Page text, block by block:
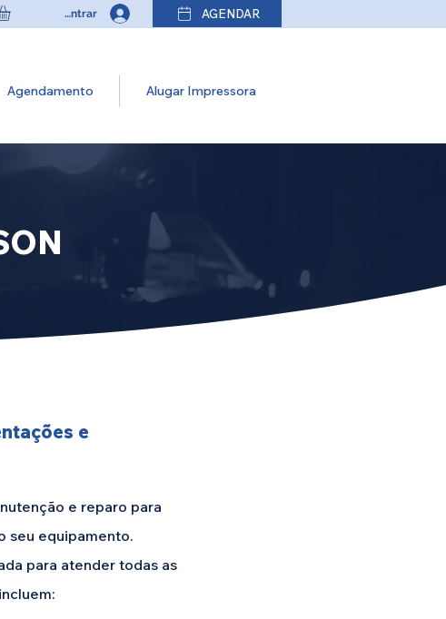
Entrar AGENDAR
Agendamento Alugar Impressora
e
e reparo para
seu equipamento.
para atender todas as